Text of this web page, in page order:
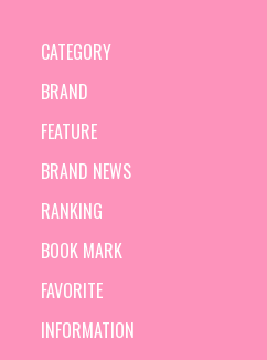
CATEGORY
BRAND
FEATURE
BRAND NEWS
RANKING
BOOK MARK
FAVORITE
INFORMATION